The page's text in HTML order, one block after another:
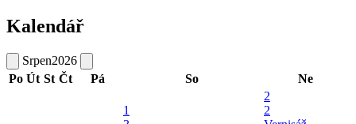
Kalendář
Srpen2026
Po Út St Čt Pá So Ne
1
2
2